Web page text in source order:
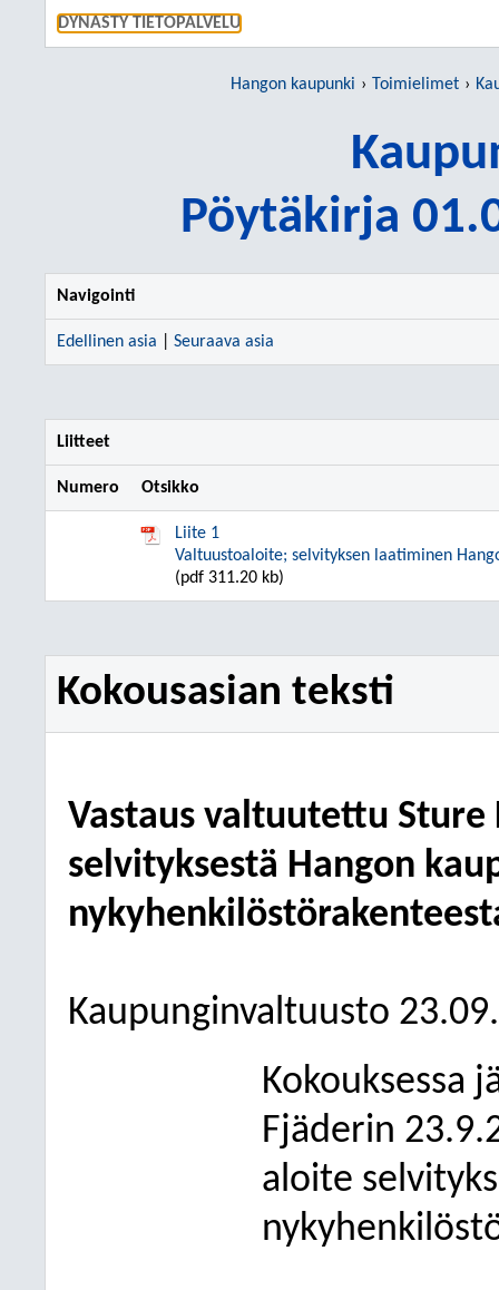
DYNASTY TIETOPALVELU
Hangon kaupunki Toimielimet
Pöytäkirja
Navigointi
Edellinen asia Seuraava asia
Liitteet
Numero Otsikko
Liite 1
Valtuustoaloite; selvityksen laatiminen
(pdf 311.20 kb)
Kokousasian teksti
Vastaus valtuutettu
selvityksestä Hangon
Kaupunginvaltuusto
Kokouksessa
Fjäderin
aloite